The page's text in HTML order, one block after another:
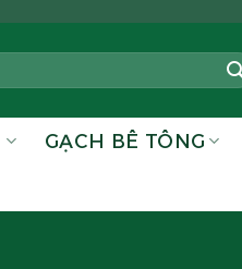
GẠCH BÊ TÔNG